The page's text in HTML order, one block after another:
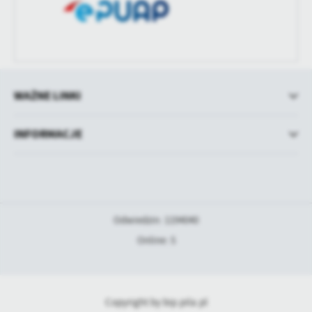
WAŻNE LINKI
INFORMACJE
Odwiedzin: 1194040
Online: 5
Copyright by bip.pila.pl